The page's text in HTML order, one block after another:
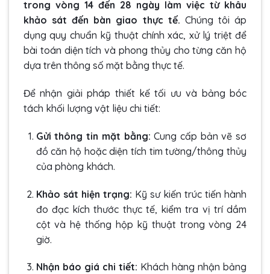
trong vòng 14 đến 28 ngày làm việc từ khâu
khảo sát đến bàn giao thực tế. Chúng tôi áp
dụng quy chuẩn kỹ thuật chính xác, xử lý triệt để
bài toán diện tích và phong thủy cho từng căn hộ
dựa trên thông số mặt bằng thực tế.
Để nhận giải pháp thiết kế tối ưu và bảng bóc
tách khối lượng vật liệu chi tiết:
Gửi thông tin mặt bằng: Cung cấp bản vẽ sơ
đồ căn hộ hoặc diện tích tim tường/thông thủy
của phòng khách.
Khảo sát hiện trạng: Kỹ sư kiến trúc tiến hành
đo đạc kích thước thực tế, kiểm tra vị trí dầm
cột và hệ thống hộp kỹ thuật trong vòng 24
giờ.
Nhận báo giá chi tiết: Khách hàng nhận bảng